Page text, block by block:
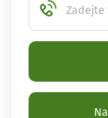
Zadejte